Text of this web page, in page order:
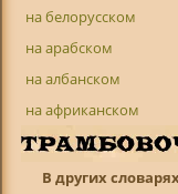
на белорусском
на арабском
на албанском
на африканском
В других